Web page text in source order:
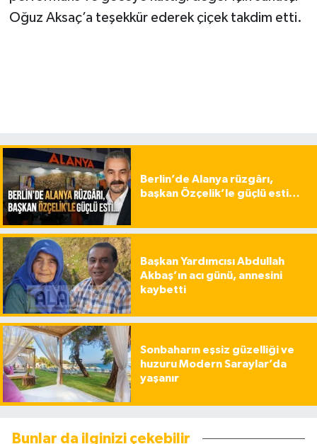
Oğuz Aksaç’a teşekkür ederek çiçek takdim etti.
Berlin’de Alanya rüzgârı,
başkan Özçelik’le güçlü esti…
Başkan Yardımcısı Abdullah
Akbaş’ın acı günü, annesini
kaybetti
Sonbaharın eşsiz güzelliği ve
huzuru Modern Saraylar’da
yaşanır
Bunlar da ilginizi çekebilir